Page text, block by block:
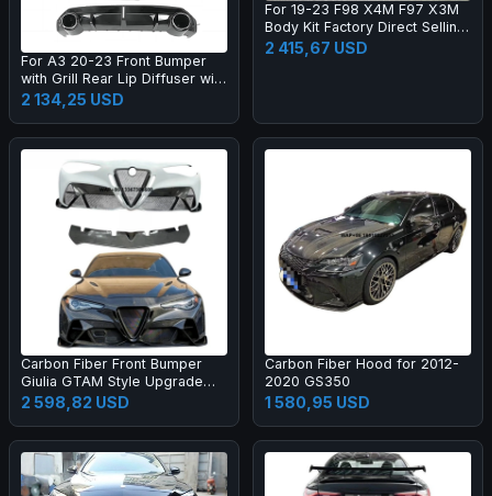
For A3 20-23 Front Bumper
with Grill Rear Lip Diffuser with
Muffler Tip Full RS3 Style
Body Kit
2 134,25 USD
For 19-23 F98 X4M F97 X3M
Body Kit Factory Direct Selling
Carbon Fiber AE Style Front
Bumper Edge Rear Diffuser
2 415,67 USD
Carbon Fiber Front Bumper
Giulia GTAM Style Upgrade
Black Color One Year Warranty
2 598,82 USD
Carbon Fiber Hood for 2012-
2020 GS350
1 580,95 USD